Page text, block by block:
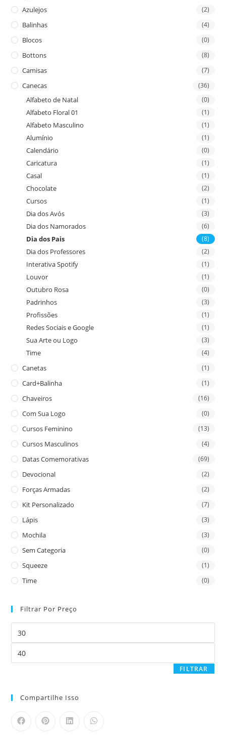
Azulejos (2)
Balinhas (4)
Blocos (0)
Bottons (8)
Camisas (7)
Canecas (36)
Alfabeto de Natal (0)
Alfabeto Floral 01 (1)
Alfabeto Masculino (1)
Alumínio (1)
Calendário (0)
Caricatura (1)
Casal (1)
Chocolate (2)
Cursos (1)
Dia dos Avós (3)
Dia dos Namorados (6)
Dia dos Pais (8)
Dia dos Professores (2)
Interativa Spotify (1)
Louvor (1)
Outubro Rosa (0)
Padrinhos (3)
Profissões (1)
Redes Sociais e Google (1)
Sua Arte ou Logo (3)
Time (4)
Canetas (1)
Card+Balinha (1)
Chaveiros (16)
Com Sua Logo (0)
Cursos Feminino (13)
Cursos Masculinos (4)
Datas Comemorativas (69)
Devocional (2)
Forças Armadas (2)
Kit Personalizado (7)
Lápis (3)
Mochila (3)
Sem Categoria (0)
Squeeze (1)
Time (0)
Filtrar Por Preço
FILTRAR
Compartilhe Isso